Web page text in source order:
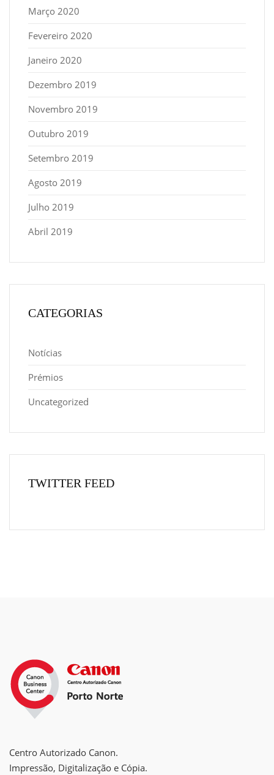
Março 2020
Fevereiro 2020
Janeiro 2020
Dezembro 2019
Novembro 2019
Outubro 2019
Setembro 2019
Agosto 2019
Julho 2019
Abril 2019
CATEGORIAS
Notícias
Prémios
Uncategorized
TWITTER FEED
Centro Autorizado Canon.
Impressão, Digitalização e Cópia.